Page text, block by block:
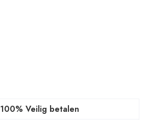
100% Veilig betalen